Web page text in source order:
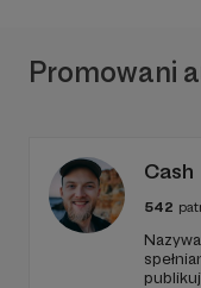
Promowani
Cash
542